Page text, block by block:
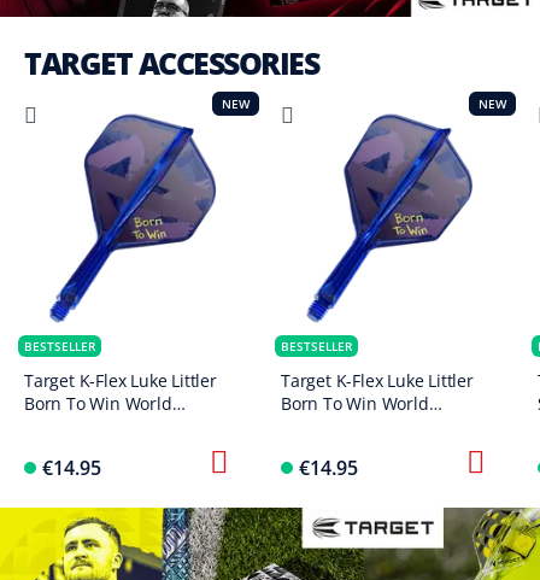
TARGET ACCESSORIES
NEW
BESTSELLER
Target K-Flex Luke Littler
Born To Win World
€14.95
NEW
BESTSELLER
Target K-Flex Luke Littler
Born To Win World
€14.95